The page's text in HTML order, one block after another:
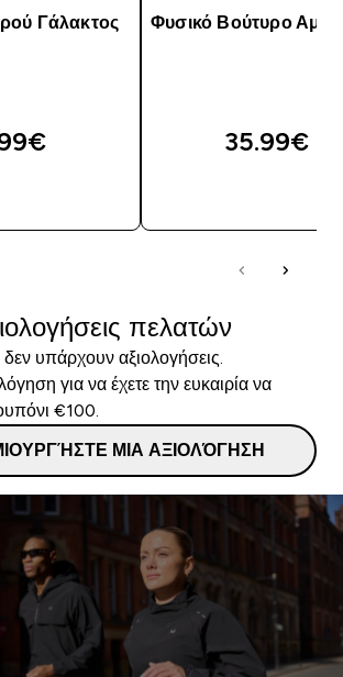
Γάλακτος Φυσικό Βούτυρο
35.99€‎
πελατών
υπάρχουν αξιολογήσεις.
για να έχετε την ευκαιρία να
€100.
ΜΙΑ ΑΞΙΟΛΌΓΗΣΗ